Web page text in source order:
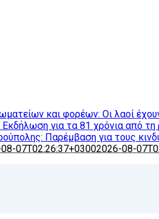
και φορέων: Οι λαοί
Εκδήλωση για τα 81 χρόνια από
Παρέμβαση για τους
07T02:26:37+03002026-08-